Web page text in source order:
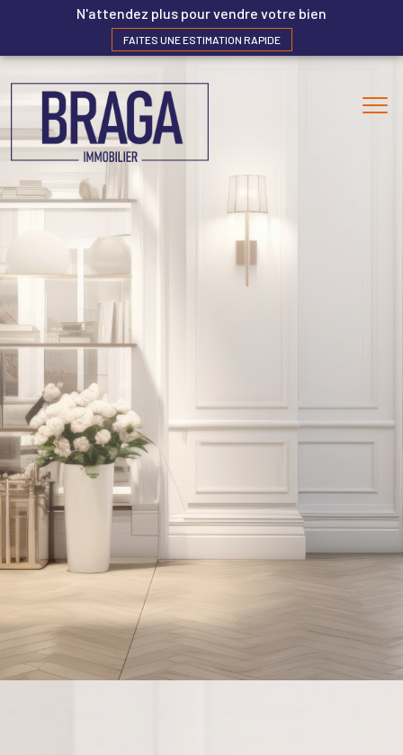
N'attendez plus pour vendre votre bien
FAITES UNE ESTIMATION RAPIDE